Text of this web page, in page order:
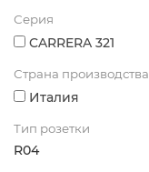
Серия
CARRERA 321
Страна производства
Италия
Тип розетки
R04